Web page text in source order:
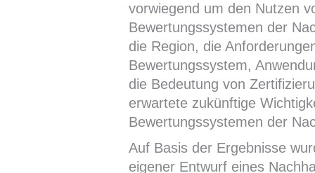
vorwiegend um den Nutzen
Bewertungssystemen der
die Region, die
Bewertungssystem,
die Bedeutung von
erwartete zukünftige
Bewertungssystemen der
Auf Basis der Ergebnisse
eigener Entwurf eines